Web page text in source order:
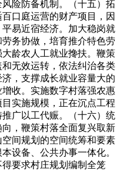
险防备机制。（十五）拓
口庭运营的财产项目，因
易近宿经济。加大稳岗就
务协做，培育推介特色劳
龄农人工就业搀扶。鞭策
无效运转，依法纠治各类
，支撑成长就业容量大的
收。实施数字村落强农惠
实施规模，正在沉点工程
广以工代赈。（十六）统
，鞭策村落全面复兴取新
间规划的空间统筹和要素
设备、公共办事一体化。
要求村庄规划编制全笼